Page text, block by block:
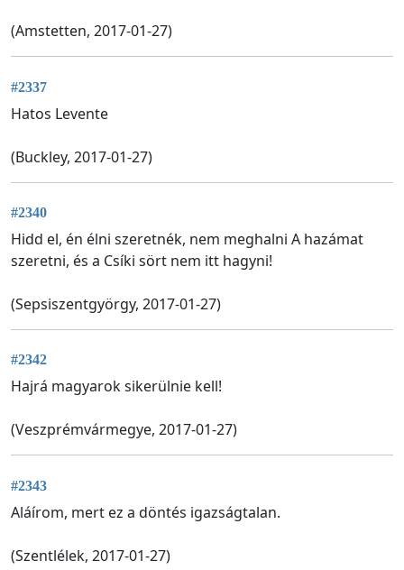
(Amstetten, 2017-01-27)
#2337
Hatos Levente
(Buckley, 2017-01-27)
#2340
Hidd el, én élni szeretnék, nem meghalni A hazámat
szeretni, és a Csíki sört nem itt hagyni!
(Sepsiszentgyörgy, 2017-01-27)
#2342
Hajrá magyarok sikerülnie kell!
(Veszprémvármegye, 2017-01-27)
#2343
Aláírom, mert ez a döntés igazságtalan.
(Szentlélek, 2017-01-27)